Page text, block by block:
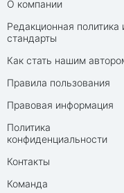
О компании
Редакционная политика
стандарты
Как стать нашим
Правила пользования
Правовая информация
Политика
конфиденциальности
Контакты
Команда